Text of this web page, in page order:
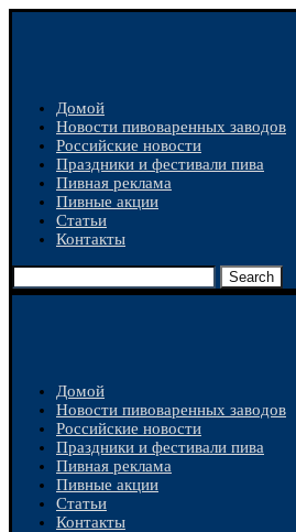
Домой
Новости пивоваренных заводов
Российские новости
Праздники и фестивали пива
Пивная реклама
Пивные акции
Статьи
Контакты
Search
Домой
Новости пивоваренных заводов
Российские новости
Праздники и фестивали пива
Пивная реклама
Пивные акции
Статьи
Контакты